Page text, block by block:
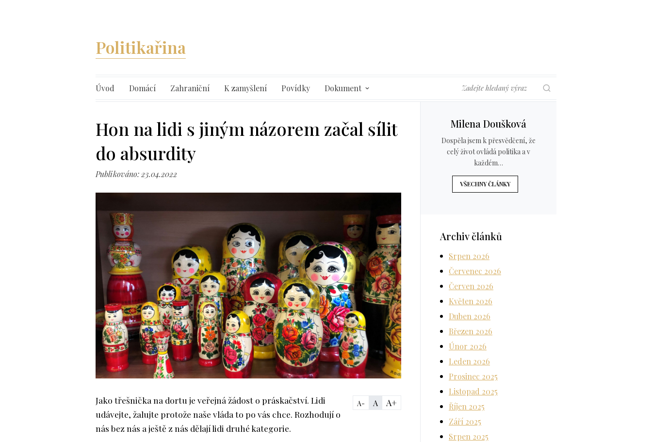
Politikařina
Úvod Domácí Zahraniční K zamyšlení Povídky Dokument
Hon na lidi s jiným názorem začal sílit
do absurdity
Publikováno: 23.04.2022
A- A A+
Jako třešnička na dortu je veřejná žádost o práskačství. Lidi
udávejte, žalujte protože naše vláda to po vás chce. Rozhodují o
nás bez nás a ještě z nás dělají lidi druhé kategorie.
Milena Doušková
Dospěla jsem k přesvědčení, že
celý život ovládá politika a v
každém…
VŠECHNY ČLÁNKY
Archiv článků
Srpen 2026
Červenec 2026
Červen 2026
Květen 2026
Duben 2026
Březen 2026
Únor 2026
Leden 2026
Prosinec 2025
Listopad 2025
Říjen 2025
Září 2025
Srpen 2025